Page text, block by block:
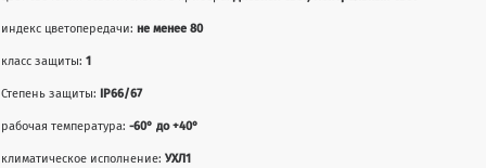
индекс цветопередачи: не менее 80
класс защиты: 1
Степень защиты: IP66/67
рабочая температура: -60° до +40°
климатическое исполнение: УХЛ1